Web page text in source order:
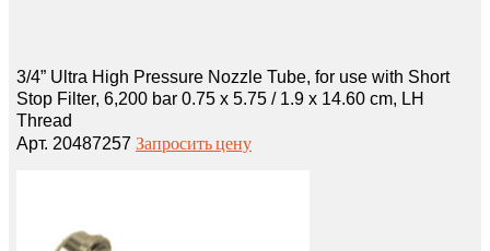
3/4” Ultra High Pressure Nozzle Tube, for use with Short
Stop Filter, 6,200 bar 0.75 x 5.75 / 1.9 x 14.60 cm, LH
Thread
Арт. 20487257 Запросить цену